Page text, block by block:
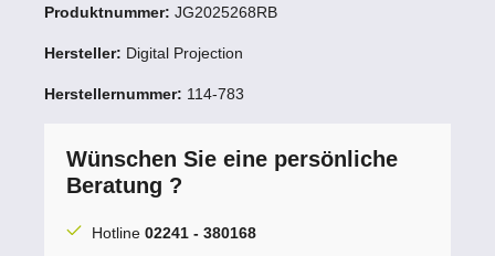
Produktnummer: JG2025268RB
Hersteller: Digital Projection
Herstellernummer: 114-783
Wünschen Sie eine persönliche
Beratung ?
Hotline 02241 - 380168